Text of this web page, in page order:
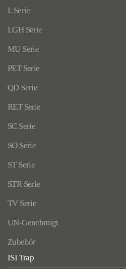
L Serie
LGH Serie
MU Serie
PET Serie
QD Serie
RET Serie
SC Serie
SO Serie
ST Serie
STR Serie
TV Serie
UN-Genehmigt
Zubehör
ISI Trap